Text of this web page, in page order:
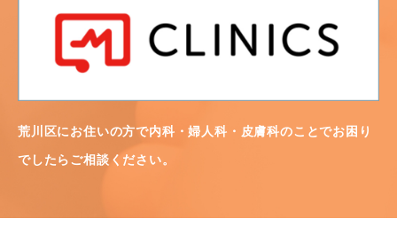
荒川区にお住いの方で内科・婦人科・皮膚科のことでお困り
でしたらご相談ください。